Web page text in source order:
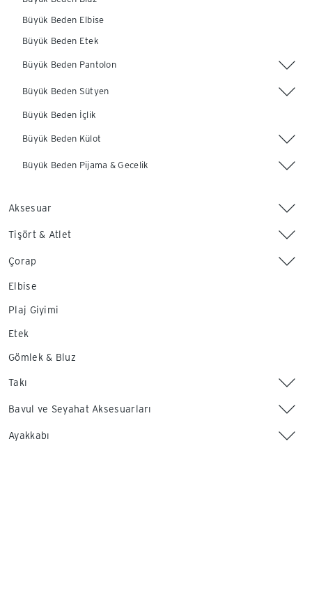
Büyük Beden Elbise
Büyük Beden Etek
Büyük Beden Pantolon
Büyük Beden Sütyen
Büyük Beden İçlik
Büyük Beden Külot
Büyük Beden Pijama & Gecelik
Aksesuar
Tişört & Atlet
Çorap
Elbise
Plaj Giyimi
Etek
Gömlek & Bluz
Takı
Bavul ve Seyahat Aksesuarları
Ayakkabı